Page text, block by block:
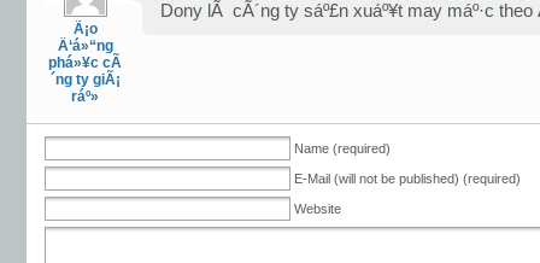
Ã¡o
Ä‘á»“ng
phá»¥c cÃ
´ng ty giÃ¡
ráº»
Dony lÃ cÃ´ng ty sáº£n xuáº¥t may máº·c theo
Name (required)
E-Mail (will not be published) (required)
Website